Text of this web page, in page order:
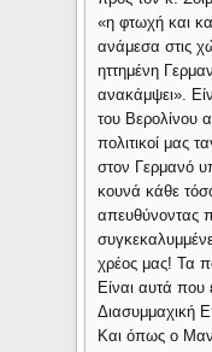
«η φτωχή και
ανάμεσα στις
ηττημένη
ανακάμψει».
του Βερολίνου
πολιτικοί μας
στον Γερμανό
κουνά κάθε
απευθύνοντας
χρέος μας! Τα
Είναι αυτά που
Διασυμμαχική
Και όπως ο